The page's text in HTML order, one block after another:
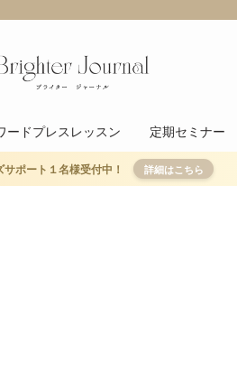
ードプレスレッスン 定期セミナー
ポート１名様受付中！ 詳細はこちら